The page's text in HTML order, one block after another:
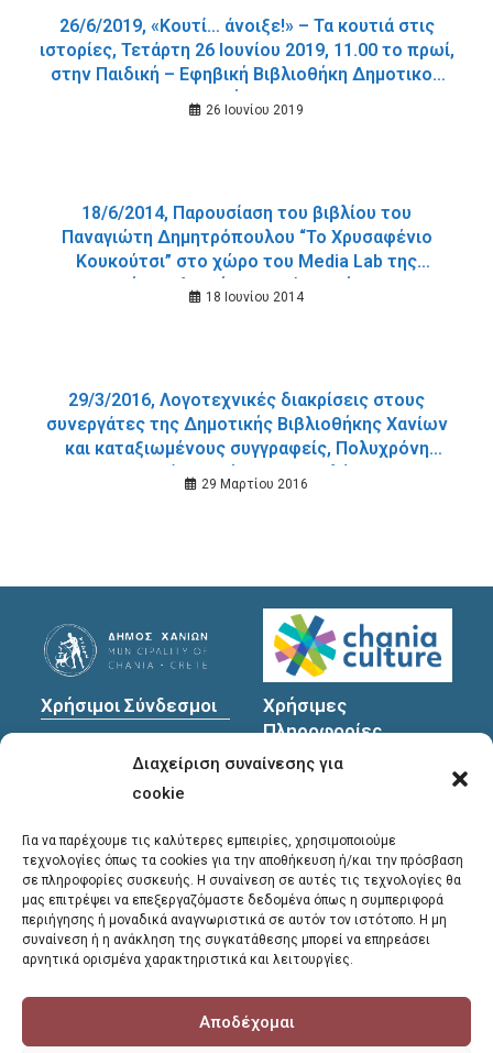
Διαχείριση συναίνεσης για
cookie
Για να παρέχουμε τις καλύτερες εμπειρίες, χρησιμοποιούμε
τεχνολογίες όπως τα cookies για την αποθήκευση ή/και την πρόσβαση
σε πληροφορίες συσκευής. Η συναίνεση σε αυτές τις τεχνολογίες θα
μας επιτρέψει να επεξεργαζόμαστε δεδομένα όπως η συμπεριφορά
περιήγησης ή μοναδικά αναγνωριστικά σε αυτόν τον ιστότοπο. Η μη
συναίνεση ή η ανάκληση της συγκατάθεσης μπορεί να επηρεάσει
αρνητικά ορισμένα χαρακτηριστικά και λειτουργίες.
Αποδέχομαι
26/6/2019, «Κουτί… άνοιξε!» – Τα κουτιά στις
ιστορίες, Τετάρτη 26 Ιουνίου 2019, 11.00 το πρωί,
στην Παιδική – Εφηβική Βιβλιοθήκη Δημοτικού
Κήπου
26 Ιουνίου 2019
18/6/2014, Παρουσίαση του βιβλίου του
Παναγιώτη Δημητρόπουλου “Το Χρυσαφένιο
Κουκούτσι” στο χώρο του Media Lab της
Δημοτικής Βιβλιοθήκης Χανίων, σήμερα στις
18 Ιουνίου 2014
29/3/2016, Λογοτεχνικές διακρίσεις στους
συνεργάτες της Δημοτικής Βιβλιοθήκης Χανίων
και καταξιωμένους συγγραφείς, Πολυχρόνη
Κουτσάκη και Άννα Κοντολέων.
29 Μαρτίου 2016
Χρήσιμοι Σύνδεσμοι
Προσωπικών
Χρήσιμες
Πληροφορίες
Διεύθυνση
Χανιά, 731 35
Τηλέφωνα
επικοινωνίας:
28213 41661
28213
E-mail
library@chania.gr